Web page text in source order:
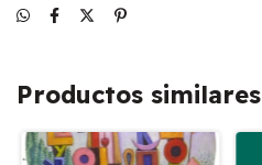
Productos similares